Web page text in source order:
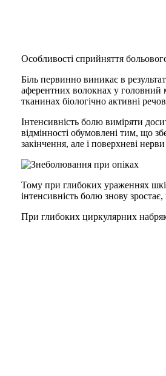
Особливості сприйняття
Біль первинно виникає в
аферентних волокнах у головний
тканинах біологічно активні
Інтенсивність болю виміряти
відмінності обумовлені тим, що
закінчення, але і поверхневі
Тому при глибоких ураженнях
інтенсивність болю знову
При глибоких циркулярних